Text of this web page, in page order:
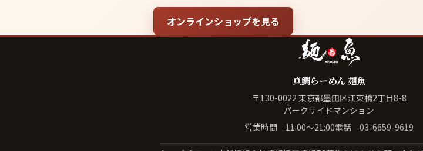
オンラインショップを見る
真鯛らーめん 麺魚
〒130-0022 東京都墨田区江東橋2丁目8-8
パークサイドマンション
営業時間 11:00〜21:00電話 03-6659-9619